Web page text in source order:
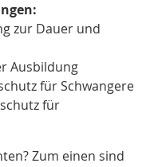
zur Dauer und
Ausbildung
für Schwangere
für
Zum einen sind